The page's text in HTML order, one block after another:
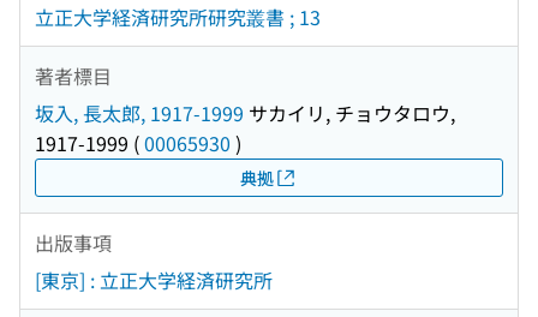
立正大学経済研究所研究叢書 ; 13
著者標目
坂入, 長太郎, 1917-1999 サカイリ, チョウタロウ,
1917-1999 (00065930 )
典拠
出版事項
[東京] : 立正大学経済研究所